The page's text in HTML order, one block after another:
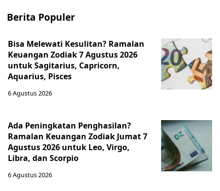
Berita Populer
Bisa Melewati Kesulitan? Ramalan
Keuangan Zodiak 7 Agustus 2026
untuk Sagitarius, Capricorn,
Aquarius, Pisces
6 Agustus 2026
Ada Peningkatan Penghasilan?
Ramalan Keuangan Zodiak Jumat 7
Agustus 2026 untuk Leo, Virgo,
Libra, dan Scorpio
6 Agustus 2026